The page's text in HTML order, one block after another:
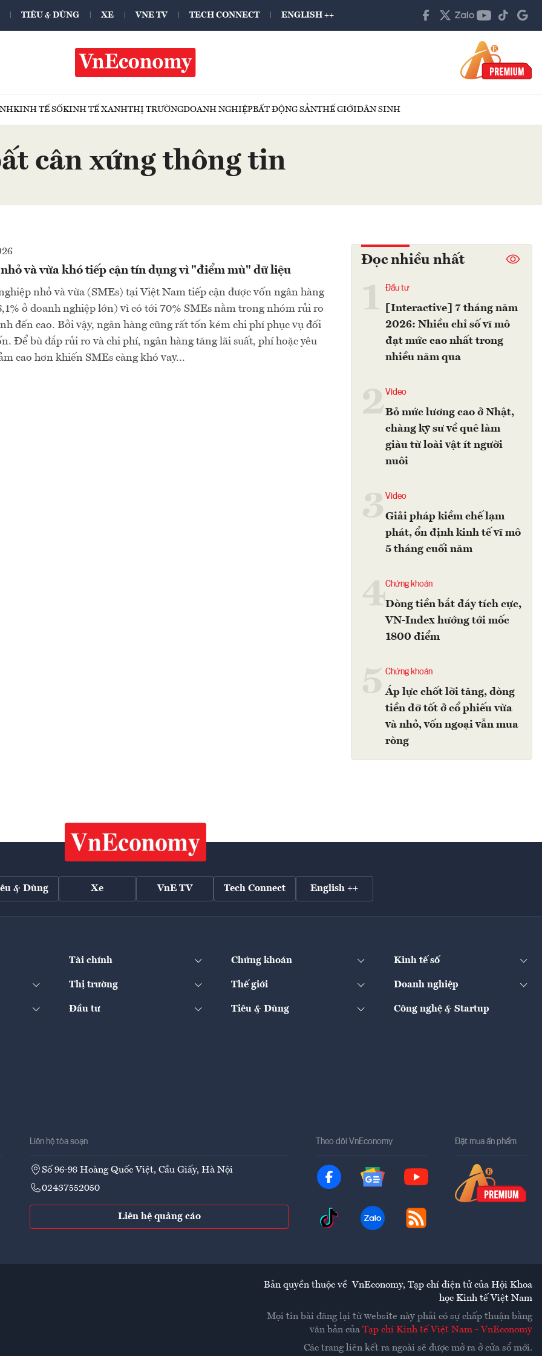
TIÊU & DÙNG XE VNE TV TECH CONNECT ENGLISH ++
KINH TẾ SỐKINH TẾ XANHTHỊ TRƯỜNGDOANH NGHIỆPBẤT ĐỘNG SẢNTHẾ GIỚIDÂN SINH
cân xứng thông tin
và vừa khó tiếp cận tín dụng vì "điểm mù" dữ liệu
nhỏ và vừa (SMEs) tại Việt Nam tiếp cận được vốn ngân hàng
ở doanh nghiệp lớn) vì có tới 70% SMEs nằm trong nhóm rủi ro
đến cao. Bởi vậy, ngân hàng cũng rất tốn kém chi phí phục vụ đối
Để bù đắp rủi ro và chi phí, ngân hàng tăng lãi suất, phí hoặc yêu
cao hơn khiến SMEs càng khó vay...
Đọc nhiều nhất
Đầu tư
[Interactive] 7 tháng năm
2026: Nhiều chỉ số vĩ mô
đạt mức cao nhất trong
nhiều năm qua
2Video
Bỏ mức lương cao ở Nhật,
chàng kỹ sư về quê làm
giàu từ loài vật ít người
nuôi
Video
Giải pháp kiềm chế lạm
phát, ổn định kinh tế vĩ mô
5 tháng cuối năm
4Chứng khoán
Dòng tiền bắt đáy tích cực,
VN-Index hướng tới mốc
1800 điểm
Chứng khoán
Áp lực chốt lời tăng, dòng
tiền đỡ tốt ở cổ phiếu vừa
và nhỏ, vốn ngoại vẫn mua
ròng
& Dùng Xe VnE TV Tech Connect English ++
Tài chính Chứng khoán Kinh tế số
Thị trường Thế giới Doanh nghiệp
Đầu tư Tiêu & Dùng Công nghệ & Startup
Liên hệ tòa soạn
Số 96-98 Hoàng Quốc Việt, Cầu Giấy, Hà Nội
02437552050
Liên hệ quảng cáo
Theo dõi VnEconomy Đặt mua ấn phẩm
Bản quyền thuộc về VnEconomy, Tạp chí điện tử của Hội Khoa
học Kinh tế Việt Nam
Mọi tin bài đăng lại từ website này phải có sự chấp thuận bằng
văn bản của Tạp chí Kinh tế Việt Nam - VnEconomy
Các trang liên kết ra ngoài sẽ được mở ra ở cửa sổ mới.